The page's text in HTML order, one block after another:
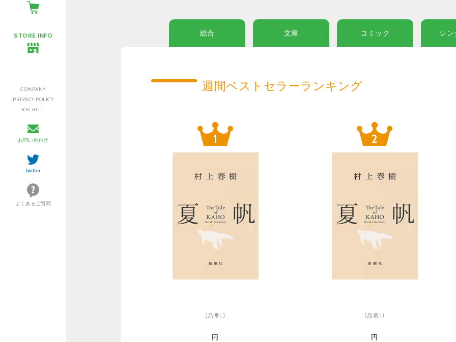
STORE INFO
COMPANY
PRIVACY POLICY
RECRUIT
お問い合わせ
twitter
よくあるご質問
総合 文庫 コミック シン
週間ベストセラーランキング
（品番：）
円
（品番：）
円